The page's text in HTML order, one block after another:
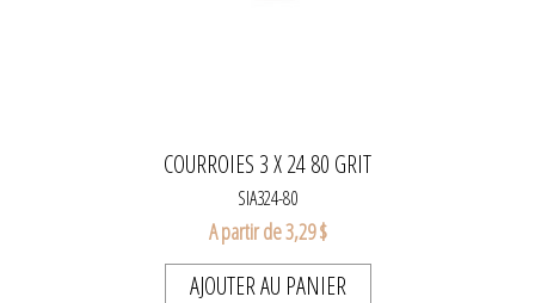
COURROIES 3 X 24 80 GRIT
SIA324-80
A partir de 3,29 $
AJOUTER AU PANIER